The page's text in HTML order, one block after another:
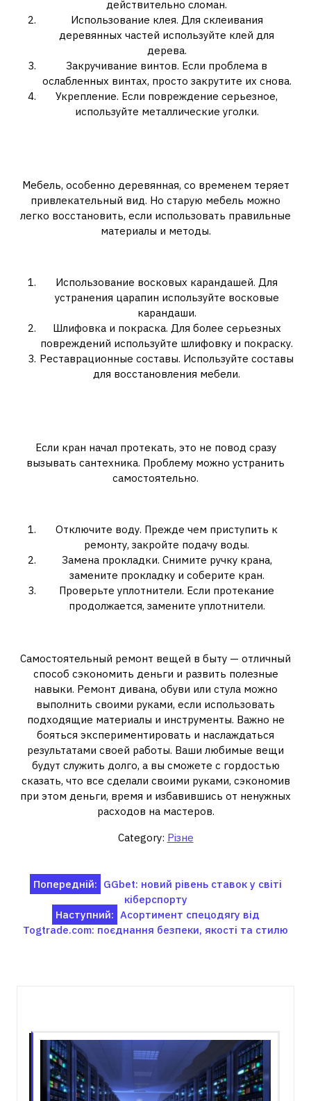
действительно сломан.
Использование клея. Для склеивания
деревянных частей используйте клей для
дерева.
Закручивание винтов. Если проблема в
ослабленных винтах, просто закрутите их снова.
Укрепление. Если повреждение серьезное,
используйте металлические уголки.
Мебель, особенно деревянная, со временем теряет
привлекательный вид. Но старую мебель можно
легко восстановить, если использовать правильные
материалы и методы.
Использование восковых карандашей. Для
устранения царапин используйте восковые
карандаши.
Шлифовка и покраска. Для более серьезных
повреждений используйте шлифовку и покраску.
Реставрационные составы. Используйте составы
для восстановления мебели.
Если кран начал протекать, это не повод сразу
вызывать сантехника. Проблему можно устранить
самостоятельно.
Отключите воду. Прежде чем приступить к
ремонту, закройте подачу воды.
Замена прокладки. Снимите ручку крана,
замените прокладку и соберите кран.
Проверьте уплотнители. Если протекание
продолжается, замените уплотнители.
Самостоятельный ремонт вещей в быту — отличный
способ сэкономить деньги и развить полезные
навыки. Ремонт дивана, обуви или стула можно
выполнить своими руками, если использовать
подходящие материалы и инструменты. Важно не
бояться экспериментировать и наслаждаться
результатами своей работы. Ваши любимые вещи
будут служить долго, а вы сможете с гордостью
сказать, что все сделали своими руками, сэкономив
при этом деньги, время и избавившись от ненужных
расходов на мастеров.
Category: Різне
Навігація
записів
Попередній: GGbet: новий рівень ставок у світі
кіберспорту
Наступний: Асортимент спецодягу від
Togtrade.com: поєднання безпеки, якості та стилю